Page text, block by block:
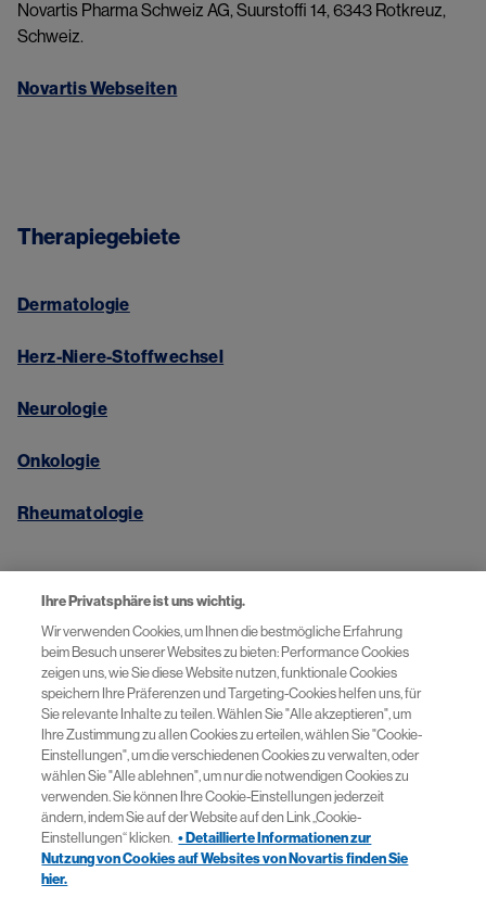
Novartis Pharma Schweiz AG, Suurstoffi 14, 6343 Rotkreuz,
Schweiz.
Novartis Webseiten​
Therapiegebiete​
Dermatologie
Herz-Niere-Stoffwechsel
Neurologie
Onkologie
Rheumatologie
Wichtige Links​
Kontakt
Cookie-Einstellungen
Datenschutzerklärung​
Nutzungsbedingungen
Ihre Privatsphäre ist uns wichtig.
Wir verwenden Cookies, um Ihnen die bestmögliche Erfahrung
beim Besuch unserer Websites zu bieten: Performance Cookies
zeigen uns, wie Sie diese Website nutzen, funktionale Cookies
speichern Ihre Präferenzen und Targeting-Cookies helfen uns, für
Sie relevante Inhalte zu teilen. Wählen Sie "Alle akzeptieren", um
Ihre Zustimmung zu allen Cookies zu erteilen, wählen Sie "Cookie-
Einstellungen", um die verschiedenen Cookies zu verwalten, oder
wählen Sie "Alle ablehnen", um nur die notwendigen Cookies zu
verwenden. Sie können Ihre Cookie-Einstellungen jederzeit
ändern, indem Sie auf der Website auf den Link „Cookie-
Einstellungen“ klicken. • Detaillierte Informationen zur
Nutzung von Cookies auf Websites von Novartis finden Sie
hier.